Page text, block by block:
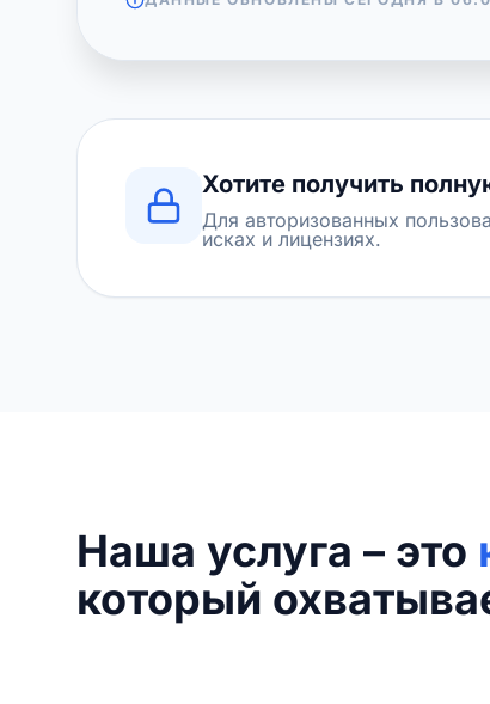
Хотите получить
Для авторизованных
исках и лицензиях.
Наша услуга – это
который